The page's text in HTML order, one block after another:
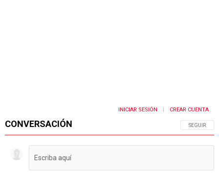
CONVERSACIÓN SIGA ESTA
SEGUIR
INICIAR SESIÓN CREAR CUENTA